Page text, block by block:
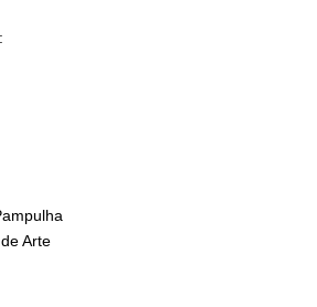
Arte